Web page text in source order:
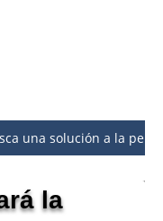
una solución a la
la